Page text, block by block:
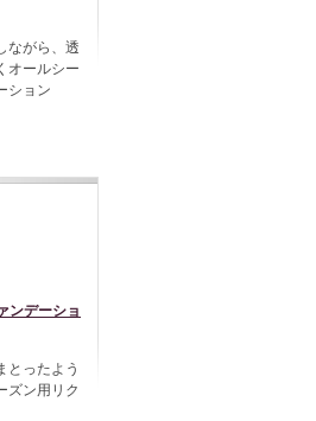
ながら、透
オールシー
ション
ンデーショ
とったよう
ズン用リク